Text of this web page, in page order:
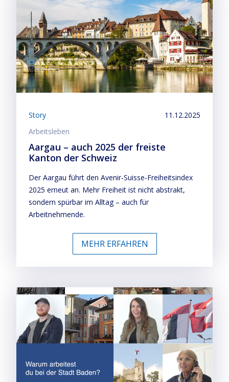
Story
11.12.2025
Arbeitsleben
Aargau – auch 2025 der freiste
Kanton der Schweiz
Der Aargau führt den Avenir‑Suisse‑Freiheitsindex
2025 erneut an. Mehr Freiheit ist nicht abstrakt,
sondern spürbar im Alltag – auch für
Arbeitnehmende.
MEHR ERFAHREN